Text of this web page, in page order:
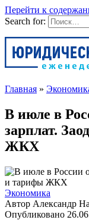
Перейти к
Search for:
Главная »
В июле в
зарплат.
ЖКХ
Экономика
Автор Александр
Опубликовано